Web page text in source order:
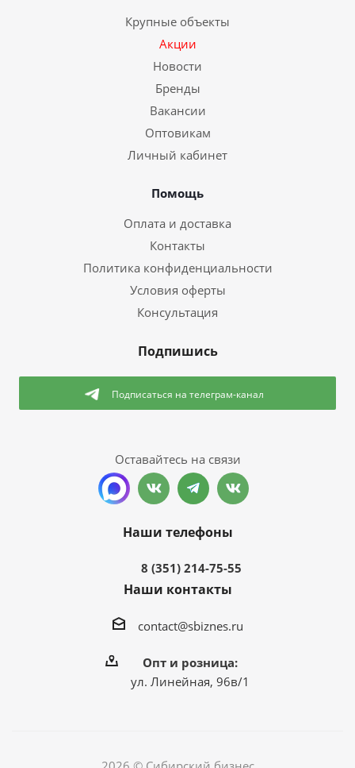
Крупные объекты
Акции
Новости
Бренды
Вакансии
Оптовикам
Личный кабинет
Помощь
Оплата и доставка
Контакты
Политика конфиденциальности
Условия оферты
Консультация
Подпишись
Подписаться на телеграм-канал
Оставайтесь на связи
Наши телефоны
8 (351) 214-75-55
Наши контакты
contact@sbiznes.ru
Опт и розница:
ул. Линейная, 96в/1